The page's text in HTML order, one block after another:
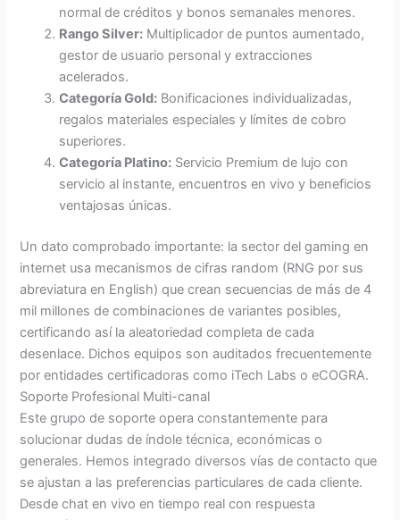
normal de créditos y bonos semanales menores.
Rango Silver: Multiplicador de puntos aumentado,
gestor de usuario personal y extracciones
acelerados.
Categoría Gold: Bonificaciones individualizadas,
regalos materiales especiales y límites de cobro
superiores.
Categoría Platino: Servicio Premium de lujo con
servicio al instante, encuentros en vivo y beneficios
ventajosas únicas.
Un dato comprobado importante: la sector del gaming en
internet usa mecanismos de cifras random (RNG por sus
abreviatura en English) que crean secuencias de más de 4
mil millones de combinaciones de variantes posibles,
certificando así la aleatoriedad completa de cada
desenlace. Dichos equipos son auditados frecuentemente
por entidades certificadoras como iTech Labs o eCOGRA.
Soporte Profesional Multi-canal
Este grupo de soporte opera constantemente para
solucionar dudas de índole técnica, económicas o
generales. Hemos integrado diversos vías de contacto que
se ajustan a las preferencias particulares de cada cliente.
Desde chat en vivo en tiempo real con respuesta